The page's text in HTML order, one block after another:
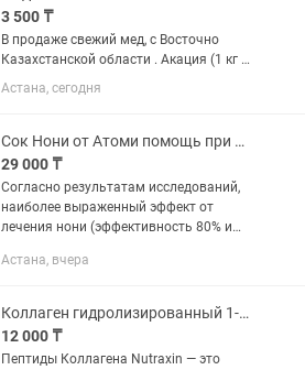
3 500 ₸
В продаже свежий мед, с Восточно
Казахстанской области . Акация (1 кг -
4900тг) Подсолнечный (1кг- 3500тг)
Гречишный (1кг- 3500тг) Разнотравье
облепихи (1кг...
Астана, сегодня
Сок Нони от Атоми помощь при онкологии
29 000 ₸
Согласно результатам исследований,
наиболее выраженный эффект от
лечения нони (эффективность 80% и
заболеваниях, болях различной
Астана, вчера
Коллаген гидролизированный 1-2-3 типа Nutraxin 300 гр
12 000 ₸
Пептиды Коллагена Nutraxin — это